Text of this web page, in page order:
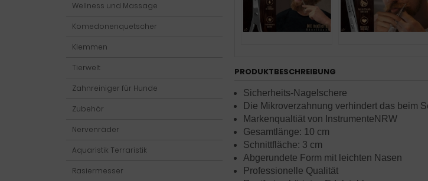
PRODUKTBESCHREIBUNG
Sicherheits-Nagelschere
Die Mikroverzahnung verhindert das beim
Markenqualtiät von InstrumenteNRW
Gesamtlänge: 10 cm
Schnittfläche: 3 cm
Abgerundete Form mit leichten Nasen
Professionelle Qualität
Wellness und Massage
Komedonenquetscher
Klemmen
Tierwelt
Zahnreiniger für Hunde
Zubehör
Nervenräder
Aquaristik Terraristik
Rasiermesser